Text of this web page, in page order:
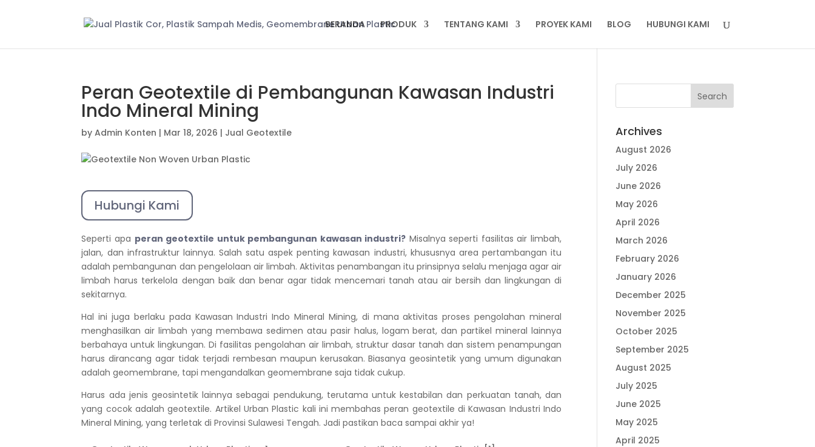
BERANDA PRODUK TENTANG KAMI PROYEK KAMI BLOG HUBUNGI KAMI
Peran Geotextile di Pembangunan Kawasan Industri
Indo Mineral Mining
byAdmin Konten | Mar 18, 2026 | Jual Geotextile
Hubungi Kami
Seperti apa peran geotextile untuk pembangunan kawasan industri? Misalnya seperti fasilitas air limbah,
jalan, dan infrastruktur lainnya. Salah satu aspek penting kawasan industri, khususnya area pertambangan itu
adalah pembangunan dan pengelolaan air limbah. Aktivitas penambangan itu prinsipnya selalu menjaga agar air
limbah harus terkelola dengan baik dan benar agar tidak mencemari tanah atau air bersih dan lingkungan di
sekitarnya.
Hal ini juga berlaku pada Kawasan Industri Indo Mineral Mining, di mana aktivitas proses pengolahan mineral
menghasilkan air limbah yang membawa sedimen atau pasir halus, logam berat, dan partikel mineral lainnya
berbahaya untuk lingkungan.Di fasilitas pengolahan air limbah, struktur dasar tanah dan sistem penampungan
harus dirancang agar tidak terjadi rembesan maupun kerusakan.Biasanya geosintetik yang umum digunakan
adalah geomembrane, tapi mengandalkan geomembrane saja tidak cukup.
Harus ada jenis geosintetik lainnya sebagai pendukung, terutama untuk kestabilan dan perkuatan tanah, dan
yang cocok adalah geotextile. Artikel Urban Plastic kali ini membahas peran geotextile di Kawasan Industri Indo
Mineral Mining, yang terletak di Provinsi Sulawesi Tengah. Jadi pastikan baca sampai akhir ya!
Archives
August 2026
July 2026
June 2026
May 2026
April 2026
March 2026
February 2026
January 2026
December 2025
November 2025
October 2025
September 2025
August 2025
July 2025
June 2025
May 2025
April 2025